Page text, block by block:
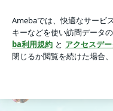
アプリをダウンロードして
ょう。